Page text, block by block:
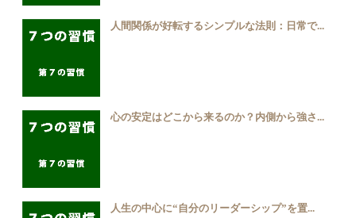
人間関係が好転するシンプルな法則：日常で...
心の安定はどこから来るのか？内側から強さ...
人生の中心に“自分のリーダーシップ”を置...